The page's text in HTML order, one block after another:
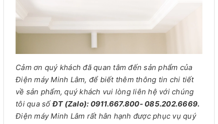
Cảm ơn quý khách đã quan tâm đến sản phẩm của
Điện máy Minh Lâm, để biết thêm thông tin chi tiết
về sản phẩm, quý khách vui lòng liên hệ với chúng
tôi qua sốĐT (Zalo): 0911.667.800- 085.202.6669.
Điện máy Minh Lâm rất hân hạnh được phục vụ quý